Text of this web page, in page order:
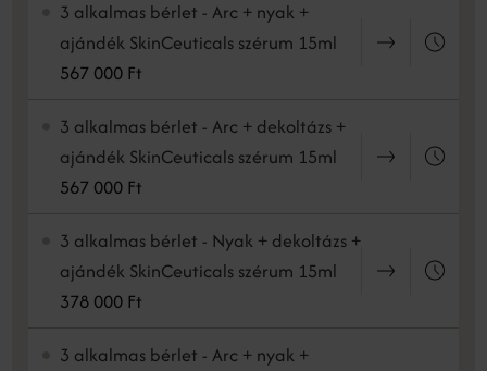
3 alkalmas bérlet - Arc + nyak +
ajándék SkinCeuticals szérum 15ml
567 000 Ft
3 alkalmas bérlet - Arc + dekoltázs +
ajándék SkinCeuticals szérum 15ml
567 000 Ft
3 alkalmas bérlet - Nyak + dekoltázs +
ajándék SkinCeuticals szérum 15ml
378 000 Ft
3 alkalmas bérlet - Arc + nyak +